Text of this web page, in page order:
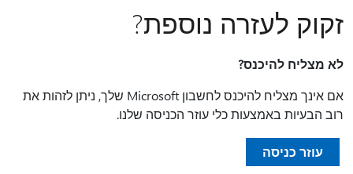
זקוק לעזרה נוספת?
לא מצליח להיכנס?
אם אינך מצליח להיכנס לחשבון Microsoft שלך, ניתן לזהות את
רוב הבעיות באמצעות כלי עוזר הכניסה שלנו.
עוזר כניסה